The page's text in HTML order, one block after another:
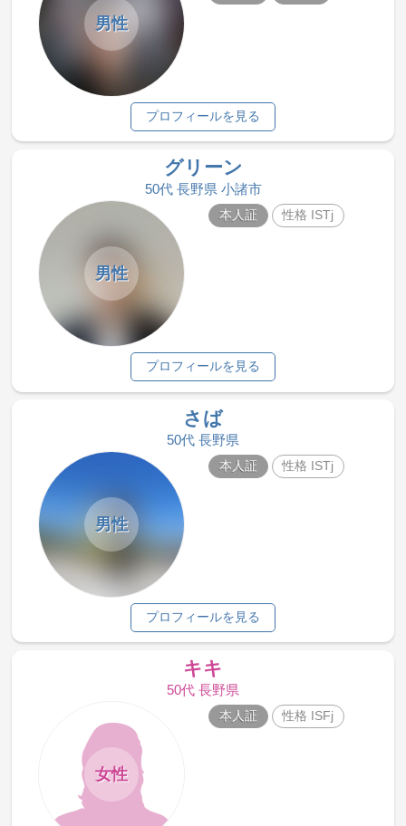
男性
プロフィールを見る
グリーン
50代 長野県 小諸市
男性
本人証 性格 ISTj
プロフィールを見る
さば
50代 長野県
男性
本人証 性格 ISTj
プロフィールを見る
キキ
50代 長野県
女性
本人証 性格 ISFj